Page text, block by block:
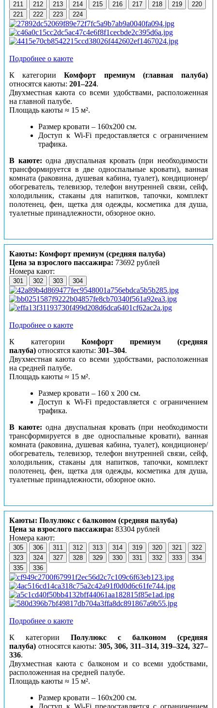
211
212 213 214 215 216 217 218 219
220
221
222 223 224
Подробнее о каюте
К категорииКомфорт премиум (главная палуба)
относятся каюты: 201–224.
Двухместная каюта со всеми удобствами, расположенная
на главной палубе.
Площадь каюты ≈ 15 м².
Размер кровати – 160х200 см.
Доступ к Wi-Fi предоставляется с ограничением
трафика.
В каюте: одна двуспальная кровать (при необходимости
трансформируется в две односпальные кровати), ванная
комната (раковина, душевая кабина, туалет), кондиционер/
обогреватель, телевизор, телефон внутренней связи, сейф,
холодильник, стаканы для напитков, тапочки, комплект
полотенец, фен, щетка для одежды, косметика для душа,
туалетные принадлежности, обзорное окно.
Каюты: Комфорт премиум (средняя палуба)
Цена за взрослого пассажира: 73692 рублей
Номера кают:
301 302 303 304
Подробнее о каюте
К категории Комфорт премиум (средняя
палуба) относятся каюты: 301–304.
Двухместная каюта со всеми удобствами, расположенная
на средней палубе.
Площадь каюты ≈ 15 м².
Размер кровати – 160 х 200 см.
Доступ к Wi-Fi предоставляется с ограничением
трафика.
В каюте: одна двуспальная кровать (при необходимости
трансформируется в две односпальные кровати), ванная
комната (раковина, душевая кабина, туалет), кондиционер/
обогреватель, телевизор, телефон внутренней связи, сейф,
холодильник, стаканы для напитков, тапочки, комплект
полотенец, фен, щетка для одежды, косметика для душа,
туалетные принадлежности, обзорное окно.
Каюты: Полулюкс с балконом (средняя палуба)
Цена за взрослого пассажира: 83304 рублей
Номера кают:
305 306 311 312 313 314 319 320 321
322
323
324 327 328 329 330 331 332 333
334
335
336
Подробнее о каюте
К категории Полулюкс с балконом (средняя
палуба) относятся каюты: 305, 306, 311–314, 319–324, 327–
336.
Двухместная каюта с балконом и со всеми удобствами,
расположенная на средней палубе.
Площадь каюты ≈ 15 м².
Размер кровати – 160х200 см.